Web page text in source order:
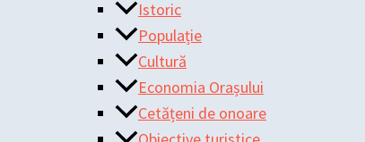
Istoric
Populație
Cultură
Economia Orașului
Cetățeni de onoare